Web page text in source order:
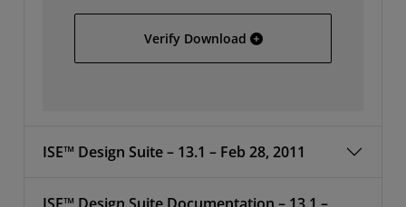
Verify Download All Platforms
ISE™ Design Suite – 13.1 – Feb 28, 2011